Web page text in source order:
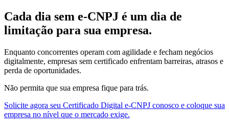
Cada dia sem e-CNPJ é um dia de
limitação para sua empresa.
Enquanto concorrentes operam com agilidade e fecham negócios
digitalmente, empresas sem certificado enfrentam barreiras, atrasos e
perda de oportunidades.
Não permita que sua empresa fique para trás.
Solicite agora seu Certificado Digital e-CNPJ conosco e coloque sua
empresa no nível que o mercado exige.